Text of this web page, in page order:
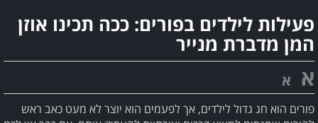
פעילות לילדים בפורים: ככה תכינו אוזן
המן מדברת מנייר
א א
פורים הוא חג גדול לילדים, אך לפעמים הוא יוצר לא מעט כאב ראש